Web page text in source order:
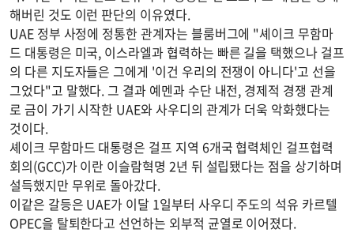
해버린 것도 이런 판단의 이유였다.
UAE 정부 사정에 정통한 관계자는 블룸버그에 "셰이크 무함마
드 대통령은 미국, 이스라엘과 협력하는 빠른 길을 택했으나 걸프
의 다른 지도자들은 그에게 '이건 우리의 전쟁이 아니다'고 선을
그었다"고 말했다. 그 결과 예멘과 수단 내전, 경제적 경쟁 관계
로 금이 가기 시작한 UAE와 사우디의 관계가 더욱 악화했다는
것이다.
셰이크 무함마드 대통령은 걸프 지역 6개국 협력체인 걸프협력
회의(GCC)가 이란 이슬람혁명 2년 뒤 설립됐다는 점을 상기하며
설득했지만 무위로 돌아갔다.
이같은 갈등은 UAE가 이달 1일부터 사우디 주도의 석유 카르텔
OPEC을 탈퇴한다고 선언하는 외부적 균열로 이어졌다.